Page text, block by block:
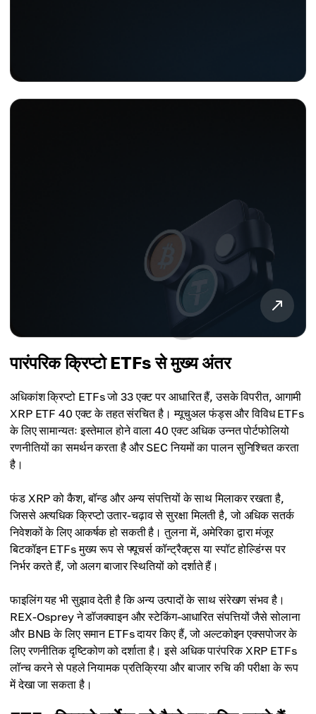
पारंपरिक क्रिप्टो ETFs से मुख्य अंतर
अधिकांश क्रिप्टो ETFs जो 33 एक्ट पर आधारित हैं, उसके विपरीत, आगामी
XRP ETF 40 एक्ट के तहत संरचित है। म्यूचुअल फंड्स और विविध ETFs
के लिए सामान्यतः इस्तेमाल होने वाला 40 एक्ट अधिक उन्नत पोर्टफोलियो
रणनीतियों का समर्थन करता है और SEC नियमों का पालन सुनिश्चित करता
है।
फंड XRP को कैश, बॉन्ड और अन्य संपत्तियों के साथ मिलाकर रखता है,
जिससे अत्यधिक क्रिप्टो उतार-चढ़ाव से सुरक्षा मिलती है, जो अधिक सतर्क
निवेशकों के लिए आकर्षक हो सकती है। तुलना में, अमेरिका द्वारा मंजूर
बिटकॉइन ETFs मुख्य रूप से फ्यूचर्स कॉन्ट्रैक्ट्स या स्पॉट होल्डिंग्स पर
निर्भर करते हैं, जो अलग बाजार स्थितियों को दर्शाते हैं।
फाइलिंग यह भी सुझाव देती है कि अन्य उत्पादों के साथ संरेखण संभव है।
REX-Osprey ने डॉजक्वाइन और स्टेकिंग-आधारित संपत्तियों जैसे सोलाना
और BNB के लिए समान ETFs दायर किए हैं, जो अल्टकोइन एक्सपोजर के
लिए रणनीतिक दृष्टिकोण को दर्शाता है। इसे अधिक पारंपरिक XRP ETFs
लॉन्च करने से पहले नियामक प्रतिक्रिया और बाजार रुचि की परीक्षा के रूप
में देखा जा सकता है।